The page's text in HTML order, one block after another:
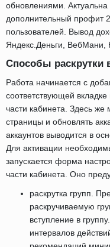
обновлениями.
дополнительный профит
пользователей. Вывод
Яндекс.Деньги, ВебМани,
Способы раскрутки
Работа начинается с
соответствующей
части кабинета. Здесь
страницы и обновлять
аккаунтов выводится в
Для активации
запускается форма
части кабинета. Оно
раскрутка групп.
раскручиваемую
вступление в
интервалов